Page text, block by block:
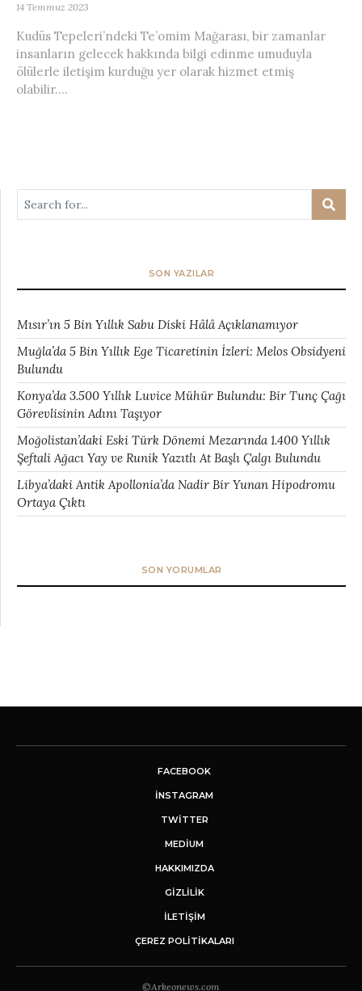
14 Temmuz 2023
Kudüs Tepeleri’ndeki Te’omim Mağarası, bir zamanlar
insanların gelecek hakkında bilgi edinme umuduyla
ölülerle iletişim kurduğu yer olarak hizmet etmiş
olabilir....
SON YAZILAR
Mısır’ın 5 Bin Yıllık Sabu Diski Hâlâ Açıklanamıyor
Muğla’da 5 Bin Yıllık Ege Ticaretinin İzleri: Melos Obsidyeni
Bulundu
Konya’da 3.500 Yıllık Luvice Mühür Bulundu: Bir Tunç Çağı
Görevlisinin Adını Taşıyor
Moğolistan’daki Eski Türk Dönemi Mezarında 1.400 Yıllık
Şeftali Ağacı Yay ve Runik Yazıtlı At Başlı Çalgı Bulundu
Libya’daki Antik Apollonia’da Nadir Bir Yunan Hipodromu
Ortaya Çıktı
SON YORUMLAR
FACEBOOK
INSTAGRAM
TWITTER
MEDIUM
HAKKIMIZDA
GİZLİLİK
İLETIŞIM
ÇEREZ POLITIKALARI
©Arkeonews.com